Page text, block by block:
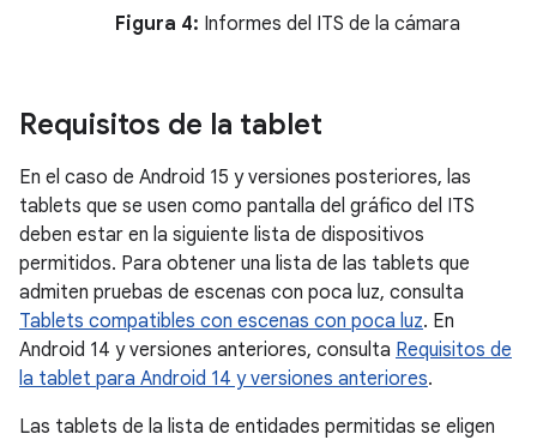
Figura 4: Informes del ITS de la cámara
Requisitos de la tablet
En el caso de Android 15 y versiones posteriores, las
tablets que se usen como pantalla del gráfico del ITS
deben estar en la siguiente lista de dispositivos
permitidos. Para obtener una lista de las tablets que
admiten pruebas de escenas con poca luz, consulta
Tablets compatibles con escenas con poca luz. En
Android 14 y versiones anteriores, consulta Requisitos de
la tablet para Android 14 y versiones anteriores.
Las tablets de la lista de entidades permitidas se eligen